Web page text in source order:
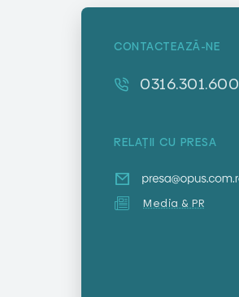
CONTACTEAZĂ-NE
0316.301.600
RELAȚII CU PRESA
Media & PR